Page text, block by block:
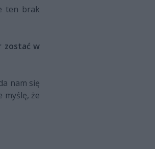
ten brak
zostać w
nam się
myślę, że